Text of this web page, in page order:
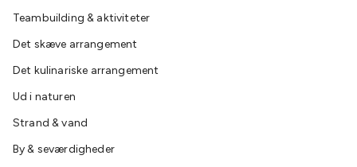
Teambuilding & aktiviteter
Det skæve arrangement
Det kulinariske arrangement
Ud i naturen
Strand & vand
By & seværdigheder